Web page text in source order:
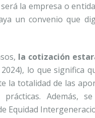
la empresa o
un convenio que
la cotización
lo que significa
la totalidad de las
prácticas. Además,
Equidad